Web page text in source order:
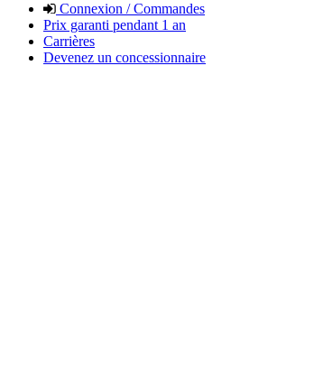
Connexion / Commandes
Prix garanti pendant 1 an
Carrières
Devenez un concessionnaire